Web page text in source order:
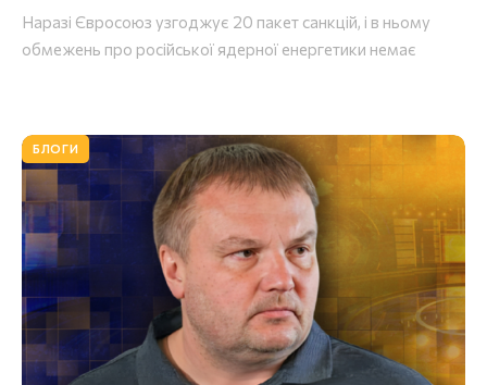
Наразі Євросоюз узгоджує 20 пакет санкцій, і в ньому
обмежень про російської ядерної енергетики немає
БЛОГИ